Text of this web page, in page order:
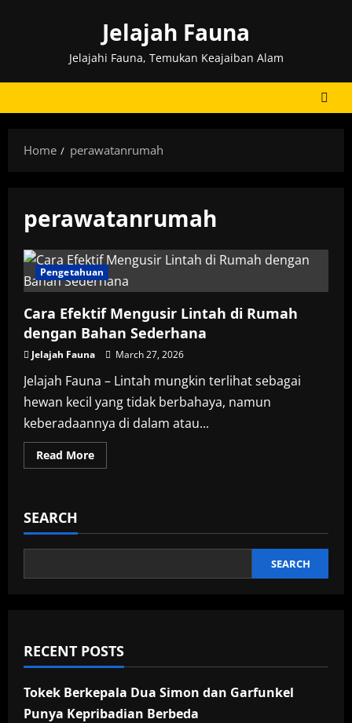
Jelajah Fauna
Jelajahi Fauna, Temukan Keajaiban Alam
Home perawatanrumah
perawatanrumah
Pengetahuan
Cara Efektif Mengusir Lintah di Rumah
dengan Bahan Sederhana
Jelajah Fauna March 27, 2026
Jelajah Fauna – Lintah mungkin terlihat sebagai
hewan kecil yang tidak berbahaya, namun
keberadaannya di dalam atau...
Read MoreRead
more
di
dengan
Sederhana
SEARCH
SEARCH
RECENT POSTS
Tokek Berkepala Dua Simon dan Garfunkel
Punya Kepribadian Berbeda